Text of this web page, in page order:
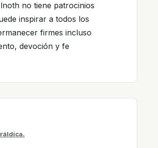
no tiene patrocinios
inspirar a todos los
firmes incluso
devoción y fe